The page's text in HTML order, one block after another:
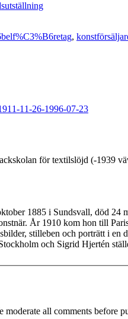
,
11-26-1996-07-23
för textilslöjd (-1939
1885 i Sundsvall, död 24
År 1910 kom hon till
stilleben och porträtt i
och Sigrid Hjertén
moderate all comments before